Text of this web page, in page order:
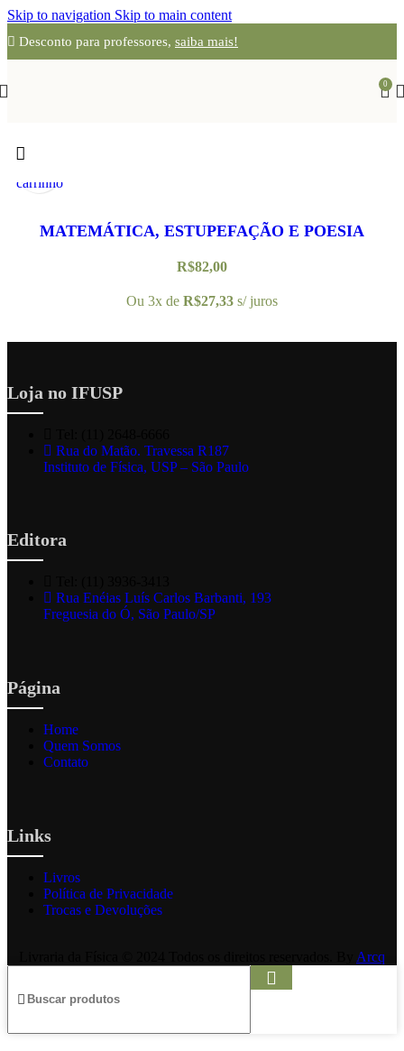
Skip to navigation Skip to main content
Desconto para professores, saiba mais!
0
carrinho
MATEMÁTICA, ESTUPEFAÇÃO E POESIA
R$82,00
Ou 3x de R$27,33 s/ juros
Loja no IFUSP
Rua do Matão. Travessa R187
Instituto de Física, USP – São Paulo
Editora
Rua Enéias Luís Carlos Barbanti, 193
Freguesia do Ó, São Paulo/SP
Página
Home
Quem Somos
Contato
Links
Livros
Política de Privacidade
Trocas e Devoluções
Arcq